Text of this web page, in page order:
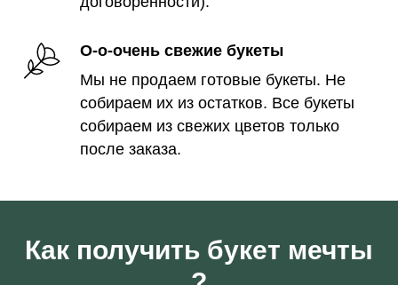
О-о-очень свежие букеты
Мы не продаем готовые букеты. Не
собираем их из остатков. Все букеты
собираем из свежих цветов только
после заказа.
Как получить букет мечты